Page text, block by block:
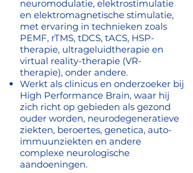
neuromodulatie, elektrostimulatie
en elektromagnetische stimulatie,
met ervaring in technieken zoals
PEMF, rTMS, tDCS, tACS, HSP-
therapie, ultrageluidtherapie en
virtual reality-therapie (VR-
therapie), onder andere.
Werkt als clinicus en onderzoeker bij
High Performance Brain, waar hij
zich richt op gebieden als gezond
ouder worden, neurodegeneratieve
ziekten, beroertes, genetica, auto-
immuunziekten en andere
complexe neurologische
aandoeningen.